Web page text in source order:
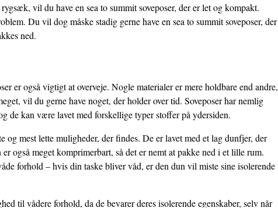
vil du have en sea to summit soveposer, der er let og kompakt.
Du vil dog måske stadig gerne have en sea to summit soveposer, der
ned.
er også vigtigt at overveje. Nogle materialer er mere holdbare end andre,
vil du gerne have noget, der holder over tid. Soveposer har nemlig
de kan være lavet med forskellige typer stoffer på ydersiden.
og mest lette muligheder, der findes. De er lavet med et lag dunfjer, der
også meget komprimerbart, så det er nemt at pakke ned i et lille rum.
forhold – hvis din taske bliver våd, er den dun vil miste sine isolerende
til vådere forhold, da de bevarer deres isolerende egenskaber, selv når